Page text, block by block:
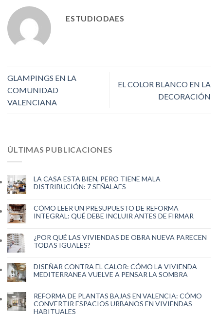
ESTUDIODAES
GLAMPINGS EN LA
COMUNIDAD
VALENCIANA
EL COLOR BLANCO EN LA
DECORACIÓN
ÚLTIMAS PUBLICACIONES
LA CASA ESTA BIEN, PERO TIENE MALA
DISTRIBUCIÓN: 7 SEÑALAES
CÓMO LEER UN PRESUPUESTO DE REFORMA
INTEGRAL: QUÉ DEBE INCLUIR ANTES DE FIRMAR
¿POR QUÉ LAS VIVIENDAS DE OBRA NUEVA PARECEN
TODAS IGUALES?
DISEÑAR CONTRA EL CALOR: CÓMO LA VIVIENDA
MEDITERRANEA VUELVE A PENSAR LA SOMBRA
REFORMA DE PLANTAS BAJAS EN VALENCIA: CÓMO
CONVERTIR ESPACIOS URBANOS EN VIVIENDAS
HABITUALES